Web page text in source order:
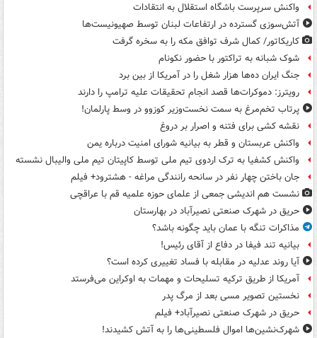
واکنش سرپرست باشگاه استقلال به انتقادات
آتش‌سوزی گسترده در ارتفاعات لبنان توسط صهیونیست‌ها
کاریکاتور/ کمال شرف توافق مکه را به سخره گرفت
شوک شبانه به تراکتور با حضور نکونام
جنگ ایران ده‌ها هزار شغل را در آمریکا از بین برد
رویترز: دموکرات‌ها قصد انجام تحقیقات علیه ترامپ را دارند
پرتاب تخم‌مرغ به سمت نخست‌وزیر کوزوو در وسط پارلمان!
نقشه کشی برای فتنه و اصرار بر دروغ
واکنش عربستان و قطر به بیانیه شورای امنیت درباره یمن
واکنش کشفیا به ترک اردوی تیم ملی توسط کاپیتان تیم ملی والیبال نشسته
جان باختن چهار نفر در سانحه رانندگی مراغه - هشترود+ فیلم
نشست هم اندیشی جمعی از علمای حوزه علمیه قم با عراقچی
حریق در شهرک صنعتی نصیرآباد در بهارستان
مذاکرات تنگه با عمان باید چگونه باشد؟
بیانیه تند فیفا در دفاع از آقای رئیس!
آیا روند عدلیه در مقابله با فساد تغییری کرده است؟
آمریکا از طریق ترکیه تسلیحات و مهمات به اوکراین می‌فرستد
نخستین تصویر مسی بعد از مرگ پدر
حریق در شهرک صنعتی نصیرآباد+ فیلم
شهرک‌نشین‌ها اموال فلسطینی‌ها را به آتش کشیدند!